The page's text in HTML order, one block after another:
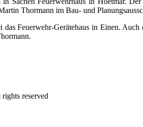
Thormann im Bau- und
Feuerwehr-Gerätehaus in Einen.
reserved